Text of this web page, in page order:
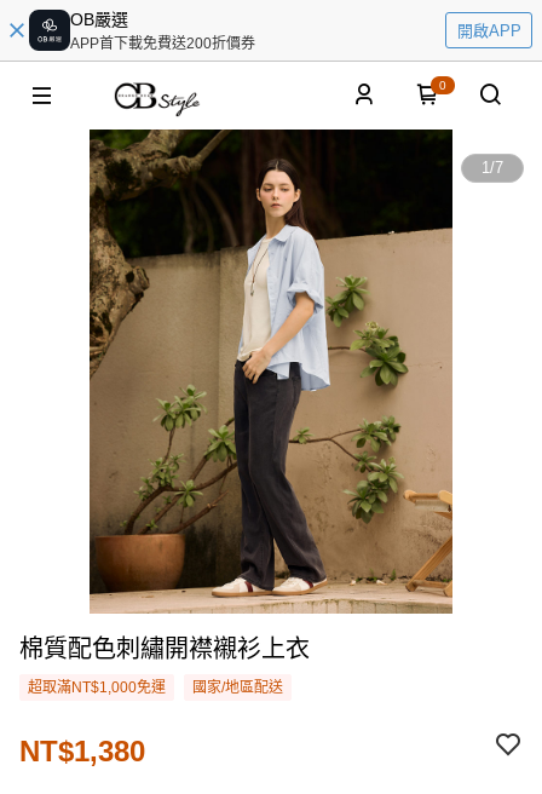
OB嚴選
APP首下載免費送200折價券
開啟APP
0
1/7
棉質配色刺繡開襟襯衫上衣
超取滿NT$1,000免運 國家/地區配送
NT$1,380